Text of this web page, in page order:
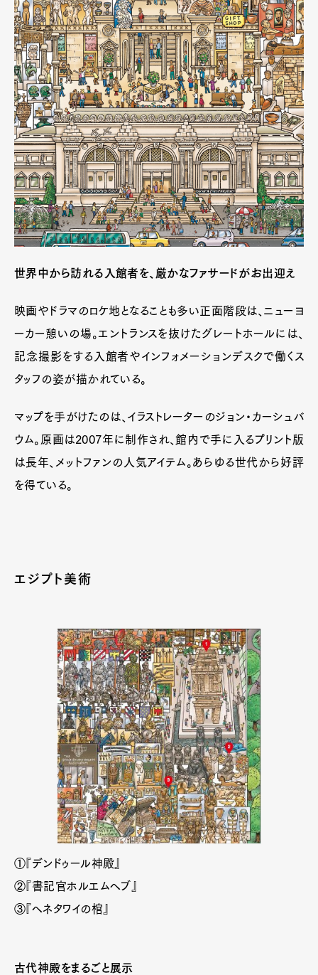
世界中から訪れる入館者を、厳かなファサードがお出迎え
映画やドラマのロケ地となることも多い正面階段は、ニューヨ
ーカー憩いの場。エントランスを抜けたグレートホールには、
記念撮影をする入館者やインフォメーションデスクで働くス
タッフの姿が描かれている。
マップを手がけたのは、イラストレーターのジョン・カーシュバ
ウム。原画は2007年に制作され、館内で手に入るプリント版
は長年、メットファンの人気アイテム。あらゆる世代から好評
を得ている。
エジプト美術
①『デンドゥール神殿』
②『書記官ホルエムヘブ』
③『ヘネタワイの棺』
古代神殿をまるごと展示